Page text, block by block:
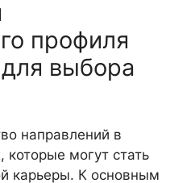
профиля
выбора
направлений в
которые могут стать
карьеры. К основным